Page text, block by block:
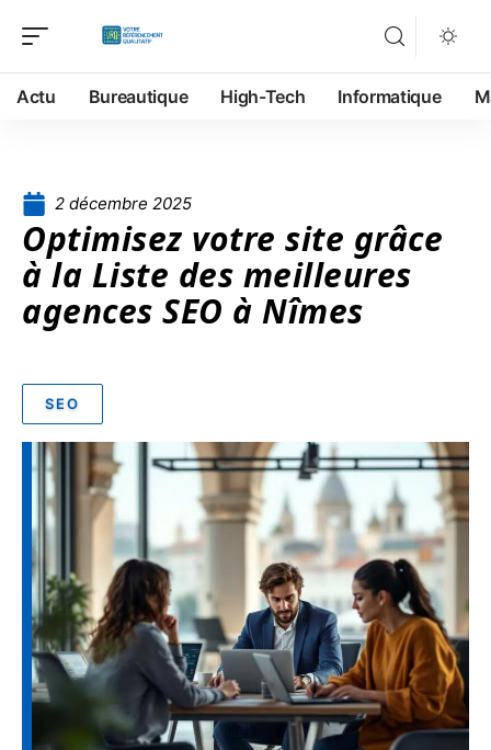
Actu Bureautique High-Tech Informatique
2 décembre 2025
Optimisez votre site grâce
à la Liste des meilleures
agences SEO à Nîmes
SEO